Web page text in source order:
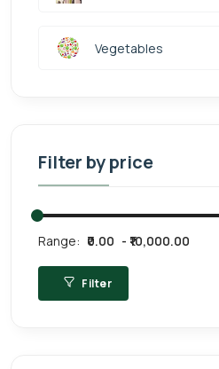
Vegetables
Filter by price
Range: ₹0.00 ₹10,000.00
Filter